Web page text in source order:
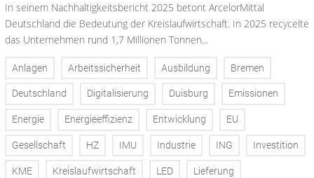
In seinem Nachhaltigkeitsbericht 2025 betont ArcelorMittal
Deutschland die Bedeutung der Kreislaufwirtschaft. In 2025 recycelte
das Unternehmen rund 1,7 Millionen Tonnen...
Anlagen Arbeitssicherheit Ausbildung Bremen
Deutschland Digitalisierung Duisburg Emissionen
Energie Energieeffizienz Entwicklung EU
Gesellschaft HZ IMU Industrie ING Investition
KME Kreislaufwirtschaft LED Lieferung